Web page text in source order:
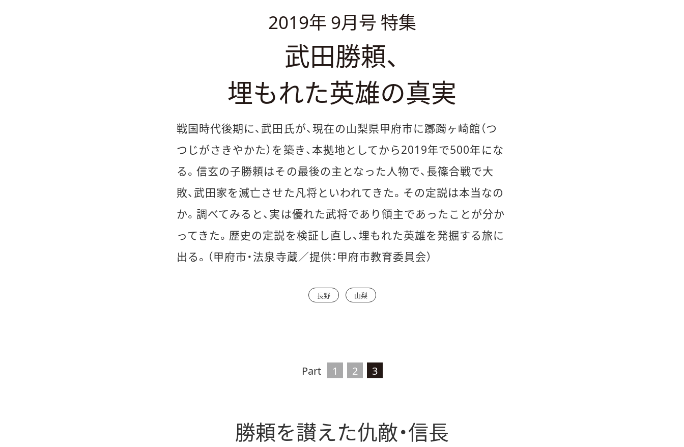
2019年 9月号 特集
武田勝頼、
埋もれた英雄の真実
戦国時代後期に、武田氏が、現在の山梨県甲府市に躑躅ヶ崎館（つ
つじがさきやかた）を築き、本拠地としてから2019年で500年にな
る。信玄の子勝頼はその最後の主となった人物で、長篠合戦で大
敗、武田家を滅亡させた凡将といわれてきた。その定説は本当なの
か。調べてみると、実は優れた武将であり領主であったことが分か
ってきた。歴史の定説を検証し直し、埋もれた英雄を発掘する旅に
出る。（甲府市・法泉寺蔵／提供：甲府市教育委員会）
長野 山梨
Part 1 2 3
勝頼を讃えた仇敵・信長